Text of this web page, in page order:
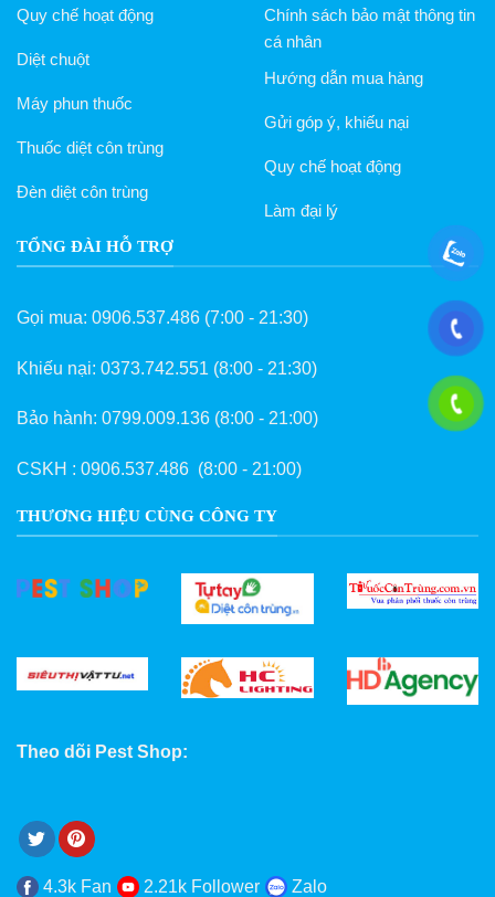
trang
Quy chế hoạt động
Diệt chuột
Máy phun thuốc
Thuốc diệt côn trùng
Đèn diệt côn trùng
Chính sách bảo mật thông tin
cá nhân
Hướng dẫn mua hàng
Gửi góp ý, khiếu nại
Quy chế hoạt động
Làm đại lý
TỔNG ĐÀI HỖ TRỢ
Gọi mua: 0906.537.486 (7:00 - 21:30)
Khiếu nại: 0373.742.551 (8:00 - 21:30)
Bảo hành: 0799.009.136 (8:00 - 21:00)
CSKH : 0906.537.486 (8:00 - 21:00)
THƯƠNG HIỆU CÙNG CÔNG TY
Theo dõi Pest Shop:
4.3k Fan 2.21k Follower Zalo